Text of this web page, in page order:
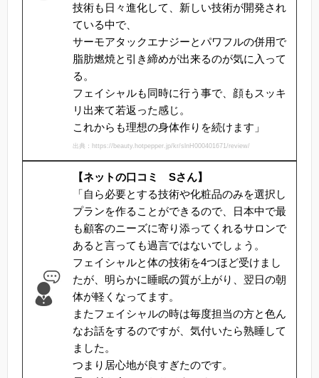
技術も日々進化して、新しい技術が開発され
ている中で、
サーモアタックエナジーとパワフルの併用で
脂肪燃焼と引き締めが出来るのが気に入って
る。
フェイシャルも同時に行う事で、顔もスッキ
リ出来て若返った感じ。
これからも理想の身体作りを続けます」
出典：https://beauty.hotpepper.jp/kr/slnH000401671/review/
【ネットの口コミ Sさん】
「自ら必要とする技術や化粧品のみを選択し
プランを作ることができるので、日本中で最
も顧客のニーズに寄り添ってくれるサロンで
あると言っても過言ではないでしょう。
フェイシャルと体の技術を4つほど受けまし
たが、明らかに睡眠の質が上がり、翌日の朝
体が軽くなってます。
またフェイシャルの時は毎度担当の方と色ん
なお話をするのですが、気付いたら熟睡して
ました。
つまり居心地が良すぎたのです。